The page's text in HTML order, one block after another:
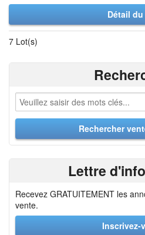
Détail
7 Lot(s)
Lettre
Recevez GRATUITEMENT les
vente.
Inscrivez-